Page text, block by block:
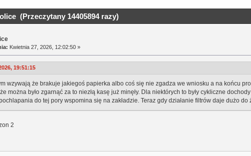
(Przeczytany 14405894 razy)
Kwietnia 27, 2026, 12:02:50 »
19:51:15
wzywają że brakuje jakiegoś papierka albo coś się nie zgadza we wniosku a na końcu
można było zgarnąć za to niezłą kasę już minęły. Dla niektórych to były cykliczne
do tej pory wspomina się na zakładzie. Teraz gdy działanie filtrów daje dużo
2